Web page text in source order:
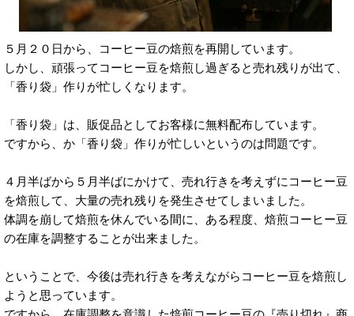
５月２０日から、コーヒー豆の焙煎を再開しています。
しかし、頑張ってコーヒー豆を焙煎し過ぎると売れ残りが出て、
「香り袋」作りが忙しくなります。
「香り袋」は、販促品としてお客様に無料配布しています。
ですから、か「香り袋」作りが忙しいというのは問題です。
４月半ばから５月半ばにかけて、売れ行きを考えずにコーヒー豆
を焙煎して、大量の売れ残りを発生させてしまいました。
体調を崩して焙煎を休んでいる間に、ある程度、焙煎コーヒー豆
の在庫を調整することが出来ました。
ということで、今後は売れ行きを考えながらコーヒー豆を焙煎し
ようと思っています。